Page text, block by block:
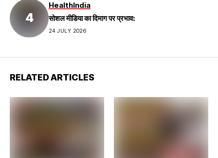
HealthIndia
सोशल मीडिया का दिमाग पर प्रभाव:
24 JULY 2026
RELATED ARTICLES